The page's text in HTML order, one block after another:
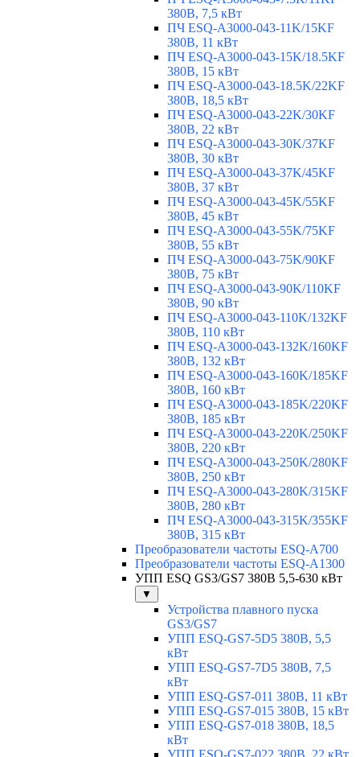
380В, 7,5 кВт
ПЧ ESQ-A3000-043-11K/15KF
380В, 11 кВт
ПЧ ESQ-A3000-043-15K/18.5KF
380В, 15 кВт
ПЧ ESQ-A3000-043-18.5K/22KF
380В, 18,5 кВт
ПЧ ESQ-A3000-043-22K/30KF
380В, 22 кВт
ПЧ ESQ-A3000-043-30K/37KF
380В, 30 кВт
ПЧ ESQ-A3000-043-37K/45KF
380В, 37 кВт
ПЧ ESQ-A3000-043-45K/55KF
380В, 45 кВт
ПЧ ESQ-A3000-043-55K/75KF
380В, 55 кВт
ПЧ ESQ-A3000-043-75K/90KF
380В, 75 кВт
ПЧ ESQ-A3000-043-90K/110KF
380В, 90 кВт
ПЧ ESQ-A3000-043-110K/132KF
380В, 110 кВт
ПЧ ESQ-A3000-043-132K/160KF
380В, 132 кВт
ПЧ ESQ-A3000-043-160K/185KF
380В, 160 кВт
ПЧ ESQ-A3000-043-185K/220KF
380В, 185 кВт
ПЧ ESQ-A3000-043-220K/250KF
380В, 220 кВт
ПЧ ESQ-A3000-043-250K/280KF
380В, 250 кВт
ПЧ ESQ-A3000-043-280K/315KF
380В, 280 кВт
ПЧ ESQ-A3000-043-315K/355KF
380В, 315 кВт
Преобразователи частоты ESQ-A700
Преобразователи частоты ESQ-A1300
УПП ESQ GS3/GS7 380В 5,5-630 кВт
▼
Устройства плавного пуска
GS3/GS7
УПП ESQ-GS7-5D5 380В, 5,5
кВт
УПП ESQ-GS7-7D5 380В, 7,5
кВт
УПП ESQ-GS7-011 380В, 11 кВт
УПП ESQ-GS7-015 380В, 15 кВт
УПП ESQ-GS7-018 380В, 18,5
кВт